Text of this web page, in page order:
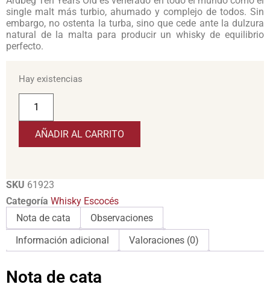
single malt más turbio, ahumado y complejo de todos. Sin
embargo, no ostenta la turba, sino que cede ante la dulzura
natural de la malta para producir un whisky de equilibrio
perfecto.
Hay existencias
AÑADIR AL CARRITO
SKU 61923
Categoría Whisky Escocés
Nota de cata
Observaciones
Información adicional
Valoraciones (0)
Nota de cata